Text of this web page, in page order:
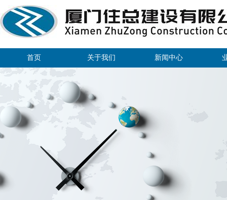
首页 关于我们 新闻中心